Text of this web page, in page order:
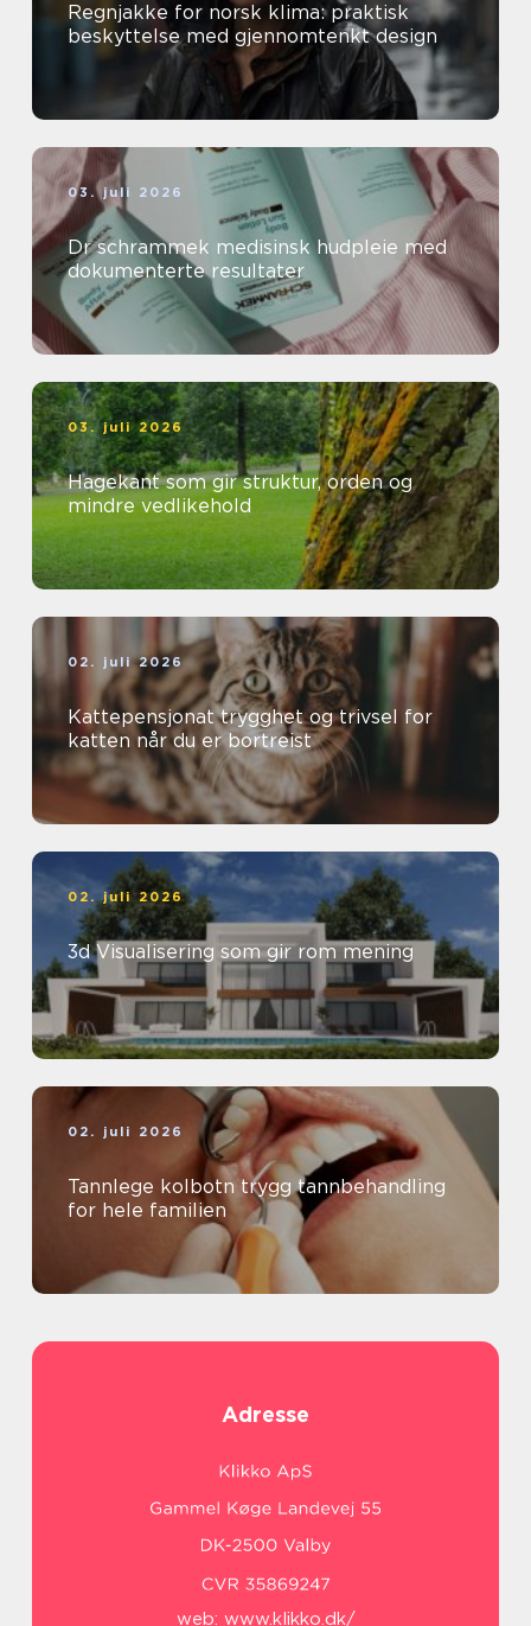
Regnjakke for norsk klima: praktisk
beskyttelse med gjennomtenkt design
03. juli 2026
Dr schrammek medisinsk hudpleie med
dokumenterte resultater
03. juli 2026
Hagekant som gir struktur, orden og
mindre vedlikehold
02. juli 2026
Kattepensjonat trygghet og trivsel for
katten når du er bortreist
02. juli 2026
3d Visualisering som gir rom mening
02. juli 2026
Tannlege kolbotn trygg tannbehandling
for hele familien
Adresse
web: www.klikko.dk/